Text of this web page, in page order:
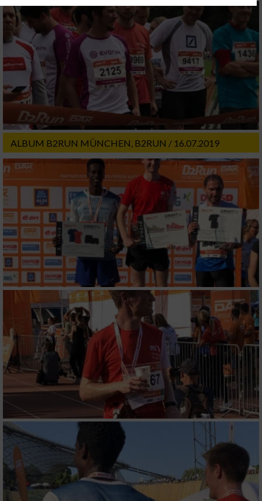
ALBUM B2RUN MÜNCHEN, B2RUN / 16.07.2019
Website/App.
Partnerliste anzeigen (1 IAB-Anbieter)
Wir nutzen Ihre Daten für folgende Zwecke:
IAB-Verarbeitungszwecke:
Speichern von oder Zugriff auf Informationen
auf einem Endgerät
Verwendung reduzierter Daten zur Auswahl
von Werbeanzeigen
Erstellung von Profilen für personalisierte
Werbung
Verwendung von Profilen zur Auswahl
personalisierter Werbung
Erstellung von Profilen zur Personalisierung
von Inhalten
Verwendung von Profilen zur Auswahl
personalisierter Inhalte
Messung der Werbeleistung
Messung der Performance von Inhalten
Analyse von Zielgruppen durch Statistiken
oder Kombinationen von Daten aus
verschiedenen Quellen
Entwicklung und Verbesserung der Angebote
Verwendung reduzierter Daten zur Auswahl
IAB-Besonderheiten: